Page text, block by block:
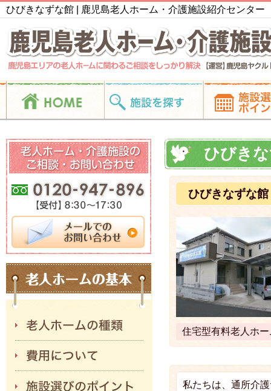
ひびきなずな館 | 鹿児島老人ホーム・介護施設紹介センター
ひびき
ひびきなずな館
住宅型有料老人ホー
私たちは、通所介